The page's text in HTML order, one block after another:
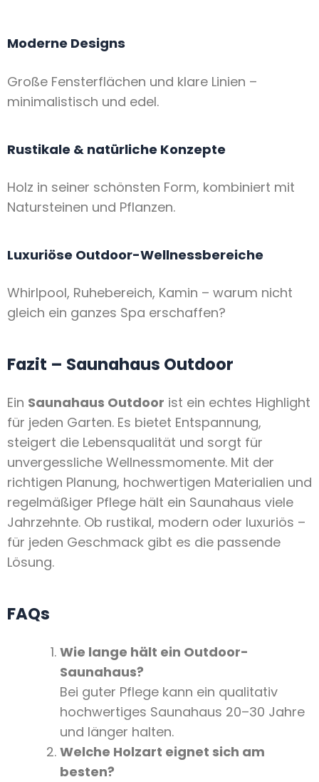
Moderne Designs
Große Fensterflächen und klare Linien –
minimalistisch und edel.
Rustikale & natürliche Konzepte
Holz in seiner schönsten Form, kombiniert mit
Natursteinen und Pflanzen.
Luxuriöse Outdoor-Wellnessbereiche
Whirlpool, Ruhebereich, Kamin – warum nicht
gleich ein ganzes Spa erschaffen?
Fazit – Saunahaus Outdoor
Ein Saunahaus Outdoor ist ein echtes Highlight
für jeden Garten. Es bietet Entspannung,
steigert die Lebensqualität und sorgt für
unvergessliche Wellnessmomente. Mit der
richtigen Planung, hochwertigen Materialien und
regelmäßiger Pflege hält ein Saunahaus viele
Jahrzehnte. Ob rustikal, modern oder luxuriös –
für jeden Geschmack gibt es die passende
Lösung.
FAQs
Wie lange hält ein Outdoor-
Saunahaus?
Bei guter Pflege kann ein qualitativ
hochwertiges Saunahaus 20–30 Jahre
und länger halten.
Welche Holzart eignet sich am
besten?